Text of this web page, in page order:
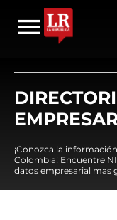
¡Conozca la
Colombia! Encuentre
datos empresarial mas